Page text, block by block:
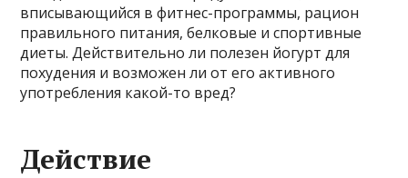
вписывающийся в фитнес-программы, рацион
правильного питания, белковые и спортивные
диеты. Действительно ли полезен йогурт для
похудения и возможен ли от его активного
употребления какой-то вред?
Действие